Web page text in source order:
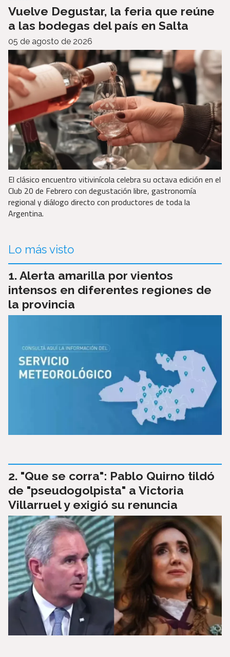
Vuelve Degustar, la feria que reúne
a las bodegas del país en Salta
05 de agosto de 2026
El clásico encuentro vitivinícola celebra su octava edición en el
Club 20 de Febrero con degustación libre, gastronomía
regional y diálogo directo con productores de toda la
Argentina.
Lo más visto
Alerta amarilla por vientos
intensos en diferentes regiones de
la provincia
"Que se corra": Pablo Quirno tildó
de "pseudogolpista" a Victoria
Villarruel y exigió su renuncia